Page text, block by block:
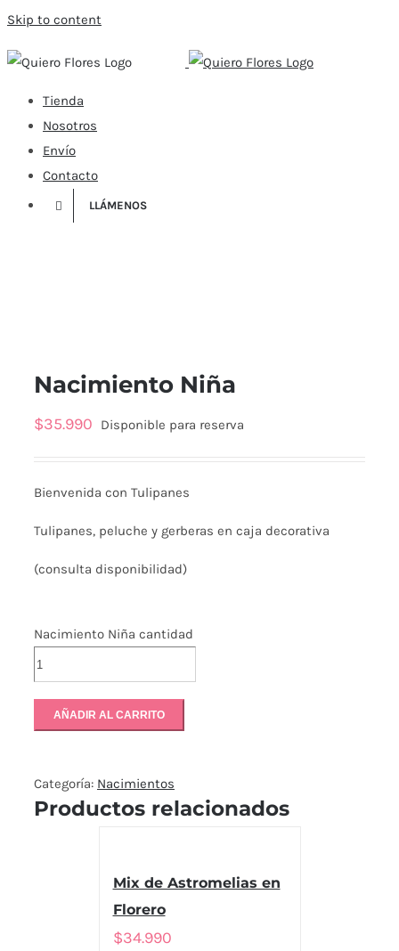
Skip to content
Tienda
Nosotros
Envío
Contacto
LLÁMENOS
Nacimiento Niña
$35.990 Disponible para reserva
Bienvenida con Tulipanes
Tulipanes, peluche y gerberas en caja decorativa
(consulta disponibilidad)
Nacimiento Niña cantidad
AÑADIR AL CARRITO
Categoría: Nacimientos
Productos relacionados
Mix de Astromelias en
Florero
$34.990